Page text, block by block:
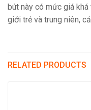
bút này có mức giá
giới trẻ và trung niên,
RELATED PRODUCTS